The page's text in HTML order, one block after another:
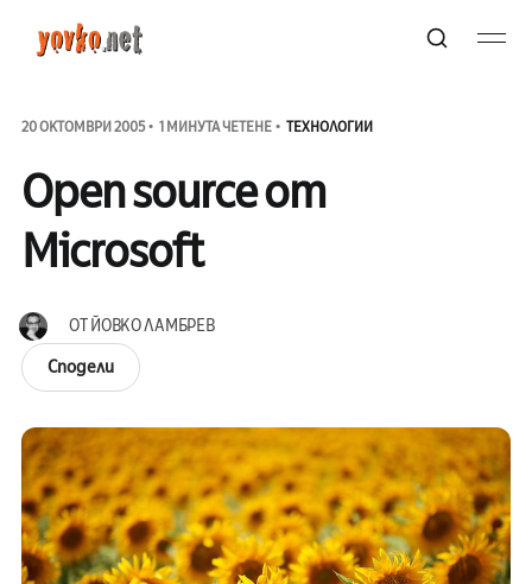
20 ОКТОМВРИ 2005 1 МИНУТА ЧЕТЕНЕ ТЕХНОЛОГИИ
Open source от
Microsoft
ОТЙОВКО ЛАМБРЕВ
Сподели